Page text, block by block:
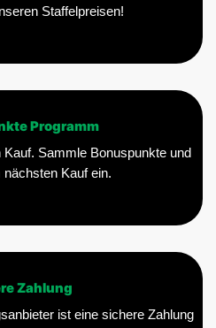
Staffelpreisen!
Programm
Sammle Bonuspunkte und
nächsten Kauf ein.
Zahlung
ist eine sichere Zahlung